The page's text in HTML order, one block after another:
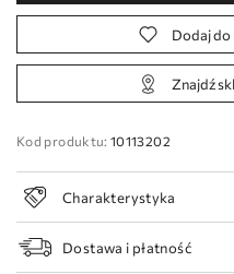
Dodaj do
Znajdź
Kod produktu: 10113202
Charakterystyka
Dostawa i płatność